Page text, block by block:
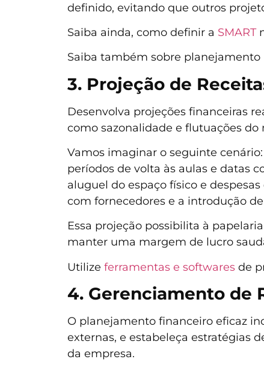
definido, evitando que outros
Saiba ainda, como definir a SMART
Saiba também sobre planejamento
3. Projeção de
Desenvolva projeções financeiras
como sazonalidade e flutuações do
Vamos imaginar o seguinte
períodos de volta às aulas e datas
aluguel do espaço físico e
com fornecedores e a introdução
Essa projeção possibilita à
manter uma margem de lucro
Utilize ferramentas e softwares de
4. Gerenciamento de
O planejamento financeiro eficaz
externas, e estabeleça estratégias
da empresa.